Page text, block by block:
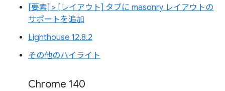
[要素] > [レイアウト] タブに masonry レイアウトの
サポートを追加
Lighthouse 12.8.2
その他のハイライト
Chrome 140